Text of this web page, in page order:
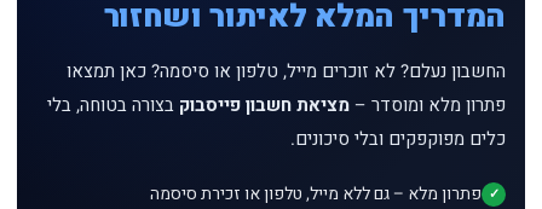
המדריך המלא לאיתור ושחזור
החשבון נעלם? לא זוכרים מייל, טלפון או סיסמה? כאן תמצאו
פתרון מלא ומוסדר –מציאת חשבון פייסבוק בצורה בטוחה, בלי
כלים מפוקפקים ובלי סיכונים.
פתרון מלא – גם ללא מייל, טלפון או זכירת סיסמה